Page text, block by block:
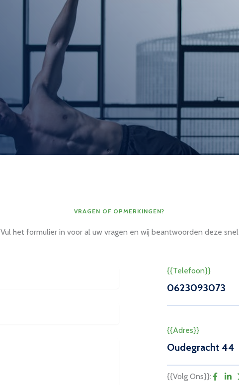
VRAGEN OF OPMERKINGEN?
Vul het formulier in voor al uw vragen en wij beantwoorden deze snel
{{Telefoon}}
0623093073
{{Adres}}
Oudegracht 44
{{Volg Ons}}: